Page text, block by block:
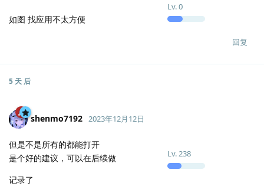
Lv.0
如图 找应用不太方便
回复
5 天 后
shenmo7192
Lv.238
2023年12月12日
但是不是所有的都能打开
是个好的建议，可以在后续做
记录了